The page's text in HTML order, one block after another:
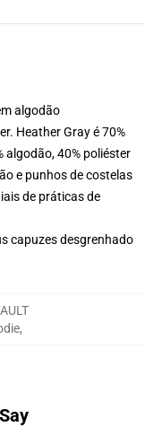
algodão
Heather Gray é 70%
algodão, 40% poliéster
e punhos de costelas
de práticas de
capuzes desgrenhado
,